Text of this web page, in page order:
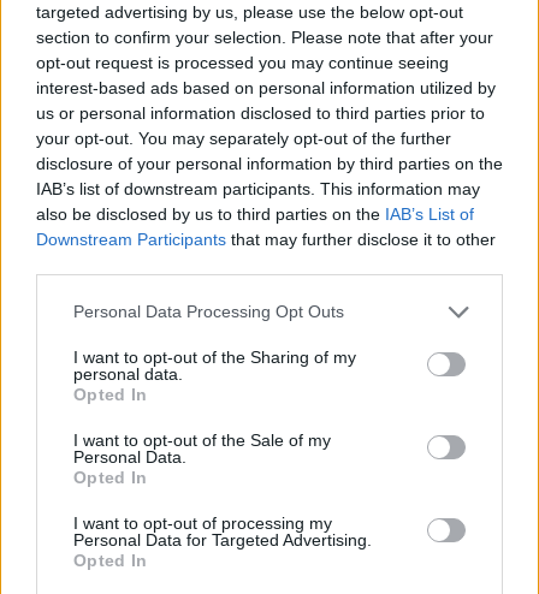
targeted advertising by us, please use the below opt-out
section to confirm your selection. Please note that after your
opt-out request is processed you may continue seeing
interest-based ads based on personal information utilized by
us or personal information disclosed to third parties prior to
your opt-out. You may separately opt-out of the further
disclosure of your personal information by third parties on the
IAB’s list of downstream participants. This information may
also be disclosed by us to third parties on the IAB’s List of
Downstream Participants that may further disclose it to other
Please note that this website/app uses one or more Google
not limited to your visit or usage behaviour. You may click to
grant or deny consent to Google and its third-party tags to
use your data for below specified purposes in below Google
consent section.
Personal Data Processing Opt Outs
I want to opt-out of the Sharing of my
personal data.
Opted In
I want to opt-out of the Sale of my
Personal Data.
Opted In
I want to opt-out of processing my
Personal Data for Targeted Advertising.
Opted In